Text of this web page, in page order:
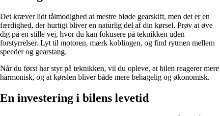
Det kræver lidt tålmodighed at mestre bløde gearskift, men det er en
færdighed, der hurtigt bliver en naturlig del af din kørsel. Prøv at øve
dig på en stille vej, hvor du kan fokusere på teknikken uden
forstyrrelser. Lyt til motoren, mærk koblingen, og find rytmen mellem
speeder og gearstang.
Når du først har styr på teknikken, vil du opleve, at bilen reagerer mere
harmonisk, og at kørslen bliver både mere behagelig og økonomisk.
En investering i bilens levetid